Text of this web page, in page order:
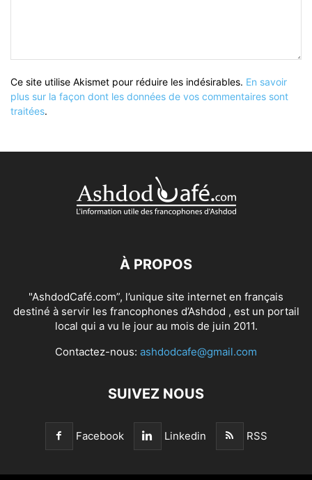
Ce site utilise Akismet pour réduire les indésirables. En savoir
plus sur la façon dont les données de vos commentaires sont
traitées.
À PROPOS
"AshdodCafé.com”, l’unique site internet en français
destiné à servir les francophones d’Ashdod , est un portail
local qui a vu le jour au mois de juin 2011.
Contactez-nous: ashdodcafe@gmail.com
SUIVEZ NOUS
Facebook Linkedin RSS